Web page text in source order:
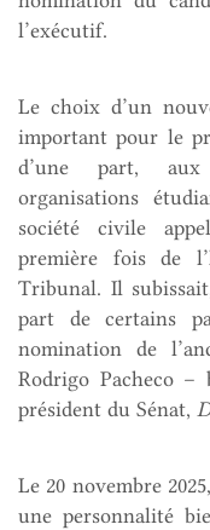
l’exécutif.
Le choix d’un
important pour le
d’une part, aux
organisations
société civile
première fois de
Tribunal. Il
part de certains
nomination de
Rodrigo Pacheco –
président du Sénat,
Le 20 novembre
une personnalité